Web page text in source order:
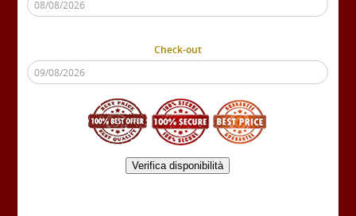
Check-out
Verifica disponibilità